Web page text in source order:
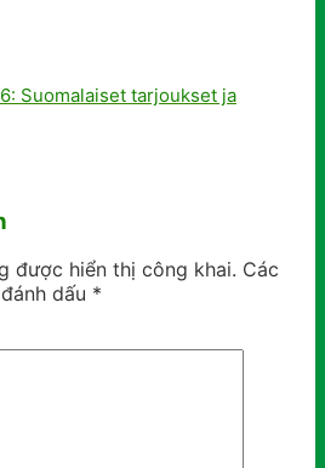
Suomalaiset tarjoukset ja
được hiển thị công khai. Các
dấu *